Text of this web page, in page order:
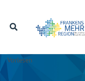
Vorlesen